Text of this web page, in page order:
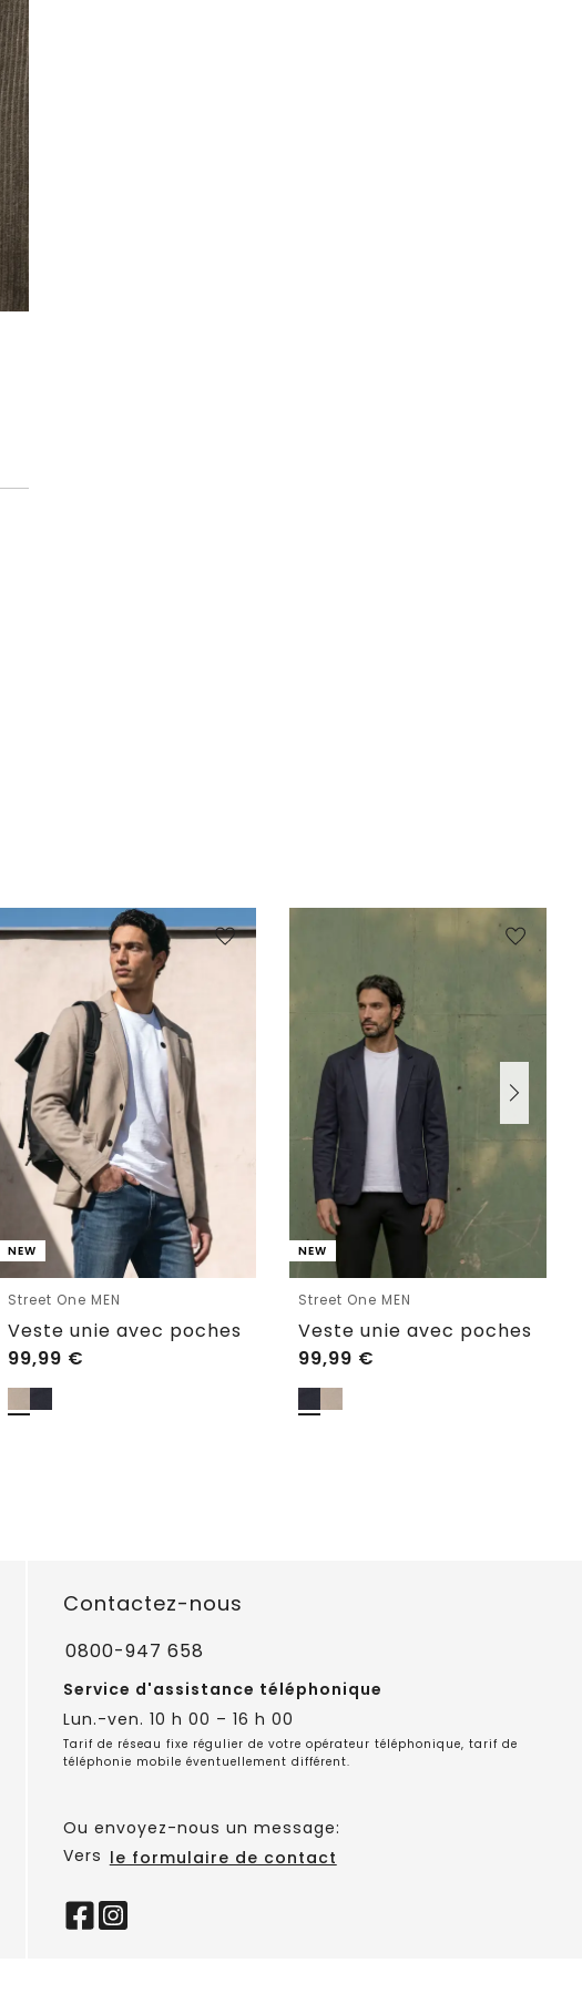
NEW
Street One MEN
Veste unie avec poches
99,99 €
NEW
Street One MEN
Veste unie avec poches
99,99 €
Contactez-nous
0800-947 658
Service d'assistance téléphonique
Lun.-ven. 10 h 00 – 16 h 00
Tarif de réseau fixe régulier de votre opérateur téléphonique, tarif de
téléphonie mobile éventuellement différent.
Ou envoyez-nous un message:
Vers le formulaire de contact